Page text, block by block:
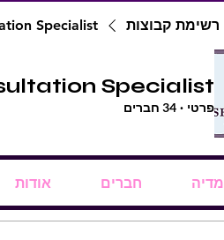
רשימת קבוצות Specialist
Specialist
פרטי · 34 חברים
מדיה חברים אודות